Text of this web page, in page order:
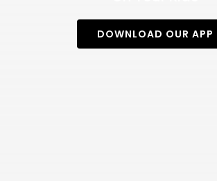
DOWNLOAD OUR APP